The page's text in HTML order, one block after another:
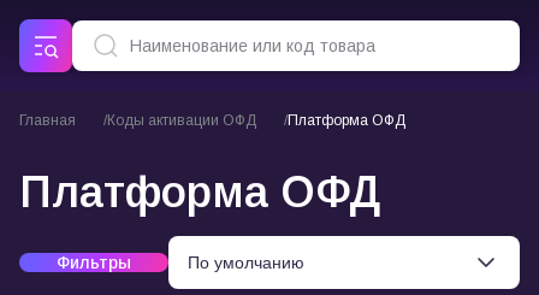
Главная Коды активации ОФД Платформа ОФД
Платформа ОФД
Фильтры